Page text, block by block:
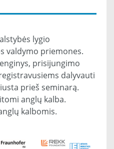
lygio
valdymo priemones.
prisijungimo
dalyvauti
prieš seminarą.
anglų kalba.
kalbomis.